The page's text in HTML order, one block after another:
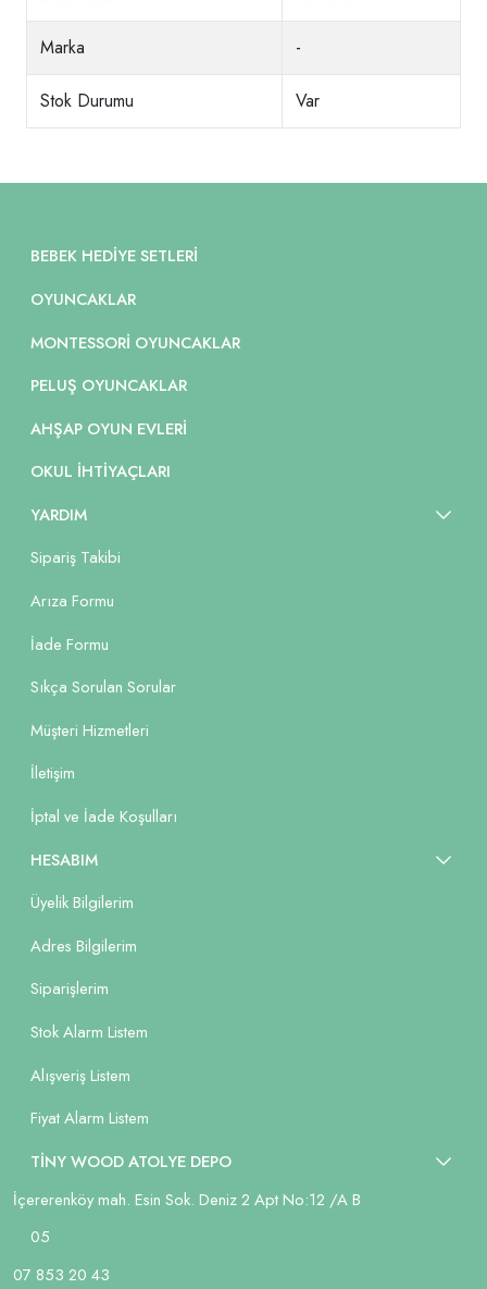
Marka -
Stok Durumu Var
BEBEK HEDIYE SETLERI
OYUNCAKLAR
MONTESSORI OYUNCAKLAR
PELUŞ OYUNCAKLAR
AHŞAP OYUN EVLERI
OKUL İHTIYAÇLARI
YARDIM
Sipariş Takibi
Arıza Formu
İade Formu
Sıkça Sorulan Sorular
Müşteri Hizmetleri
İletişim
İptal ve İade Koşulları
HESABIM
Üyelik Bilgilerim
Adres Bilgilerim
Siparişlerim
Stok Alarm Listem
Alışveriş Listem
Fiyat Alarm Listem
TİNY WOOD ATOLYE DEPO
İçererenköy mah. Esin Sok. Deniz 2 Apt No:12 /A B
05
07 853 20 43